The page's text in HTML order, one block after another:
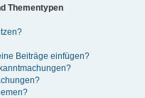
Thementypen
Beiträge einfügen?